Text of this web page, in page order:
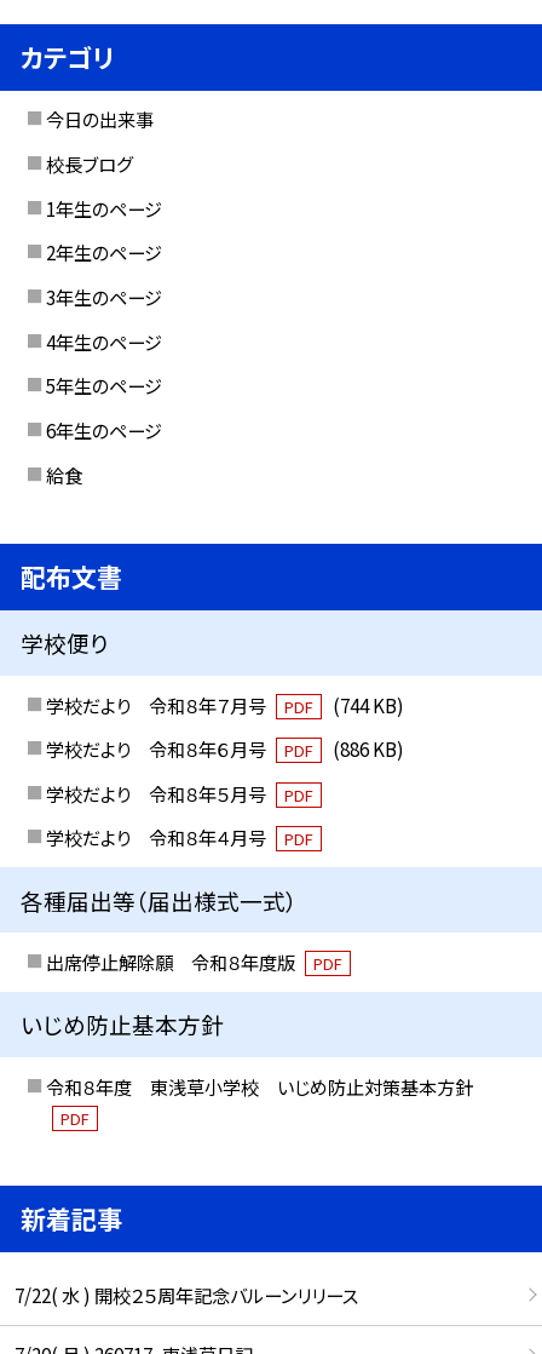
カテゴリ
今日の出来事
校長ブログ
1年生のページ
2年生のページ
3年生のページ
4年生のページ
5年生のページ
6年生のページ
給食
配布文書
学校便り
学校だより 令和８年７月号 PDF
(744 KB)
学校だより 令和８年６月号
PDF
(886 KB)
学校だより 令和８年５月号
PDF
学校だより 令和８年４月号 PDF
各種届出等（届出様式一式）
出席停止解除願 令和８年度版 PDF
いじめ防止基本方針
令和８年度 東浅草小学校 いじめ防止対策基本方針
PDF
新着記事
7/22( 水 ) 開校２５周年記念バルーンリリース